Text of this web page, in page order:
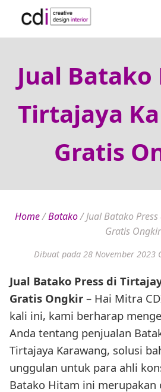
Jual Batako
Tirtajaya
Gratis
Home/Batako/Jual Batako
Gratis Ongkir
Dibuat pada 28 November 2023
Jual Batako Press di
Gratis Ongkir – Hai Mitra
kali ini, kami berharap
Anda tentang penjualan
Tirtajaya Karawang, solusi
unggulan untuk para ahli
Batako Hitam ini merupakan